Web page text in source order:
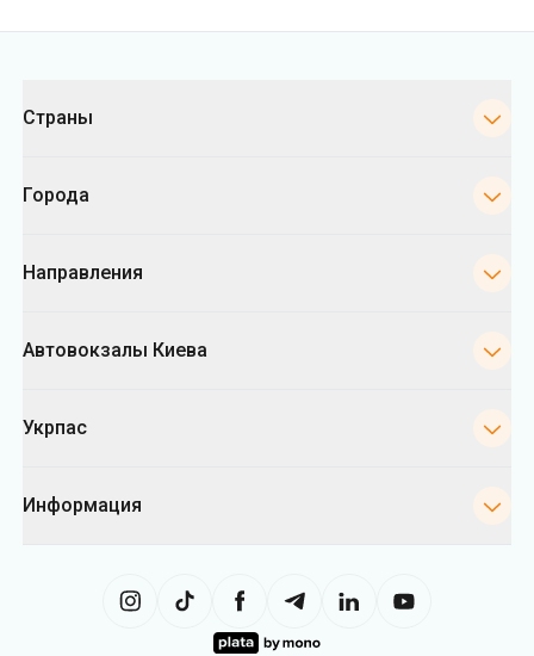
Страны
Города
Направления
Автовокзалы Киева
Укрпас
Информация